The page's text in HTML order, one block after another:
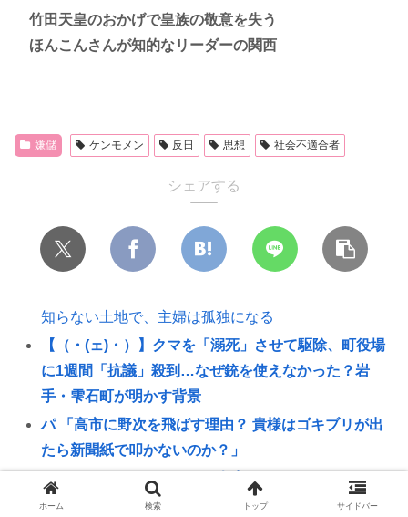
竹田天皇のおかげで皇族の敬意を失う
ほんこんさんが知的なリーダーの関西
嫌儲 ケンモメン 反日 思想 社会不適合者
シェアする
知らない土地で、主婦は孤独になる
【（・(ェ)・）】クマを「溺死」させて駆除、町役場
に1週間「抗議」殺到…なぜ銃を使えなかった？岩
手・雫石町が明かす背景
パ 「高市に野次を飛ばす理由？ 貴様はゴキブリが出
たら新聞紙で叩かないのか？」
ワイ、キオクシアのせいで人生めちゃくちゃ
【画像あり】11歳・小5女子、誕生日に食堂で肉じゃ
ホーム 検索 トップ サイドバー